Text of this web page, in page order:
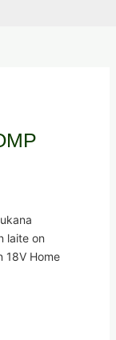
laite on
18V Home